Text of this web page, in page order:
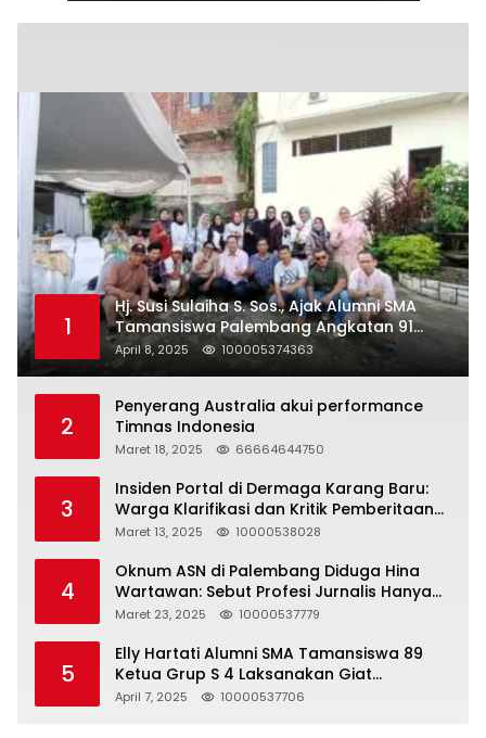
1
Hj. Susi Sulaiha S. Sos., Ajak Alumni SMA
Tamansiswa Palembang Angkatan 91
Halal Bihalal
April 8, 2025 100005374363
2
Penyerang Australia akui performance
Timnas Indonesia
Maret 18, 2025 66664644750
3
Insiden Portal di Dermaga Karang Baru:
Warga Klarifikasi dan Kritik Pemberitaan
yang Tidak Akurat
Maret 13, 2025 10000538028
4
Oknum ASN di Palembang Diduga Hina
Wartawan: Sebut Profesi Jurnalis Hanya
Seharga 2 Liter Bensin, Berujung Dugaan
Maret 23, 2025 10000537779
5
Elly Hartati Alumni SMA Tamansiswa 89
Ketua Grup S 4 Laksanakan Giat
Silaturahmi
April 7, 2025 10000537706